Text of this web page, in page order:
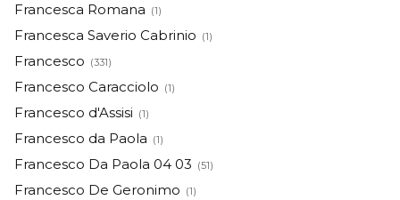
Francesca Romana (1)
Francesca Saverio Cabrinio (1)
Francesco (331)
Francesco Caracciolo (1)
Francesco d'Assisi (1)
Francesco da Paola (1)
Francesco Da Paola 04 03 (51)
Francesco De Geronimo (1)